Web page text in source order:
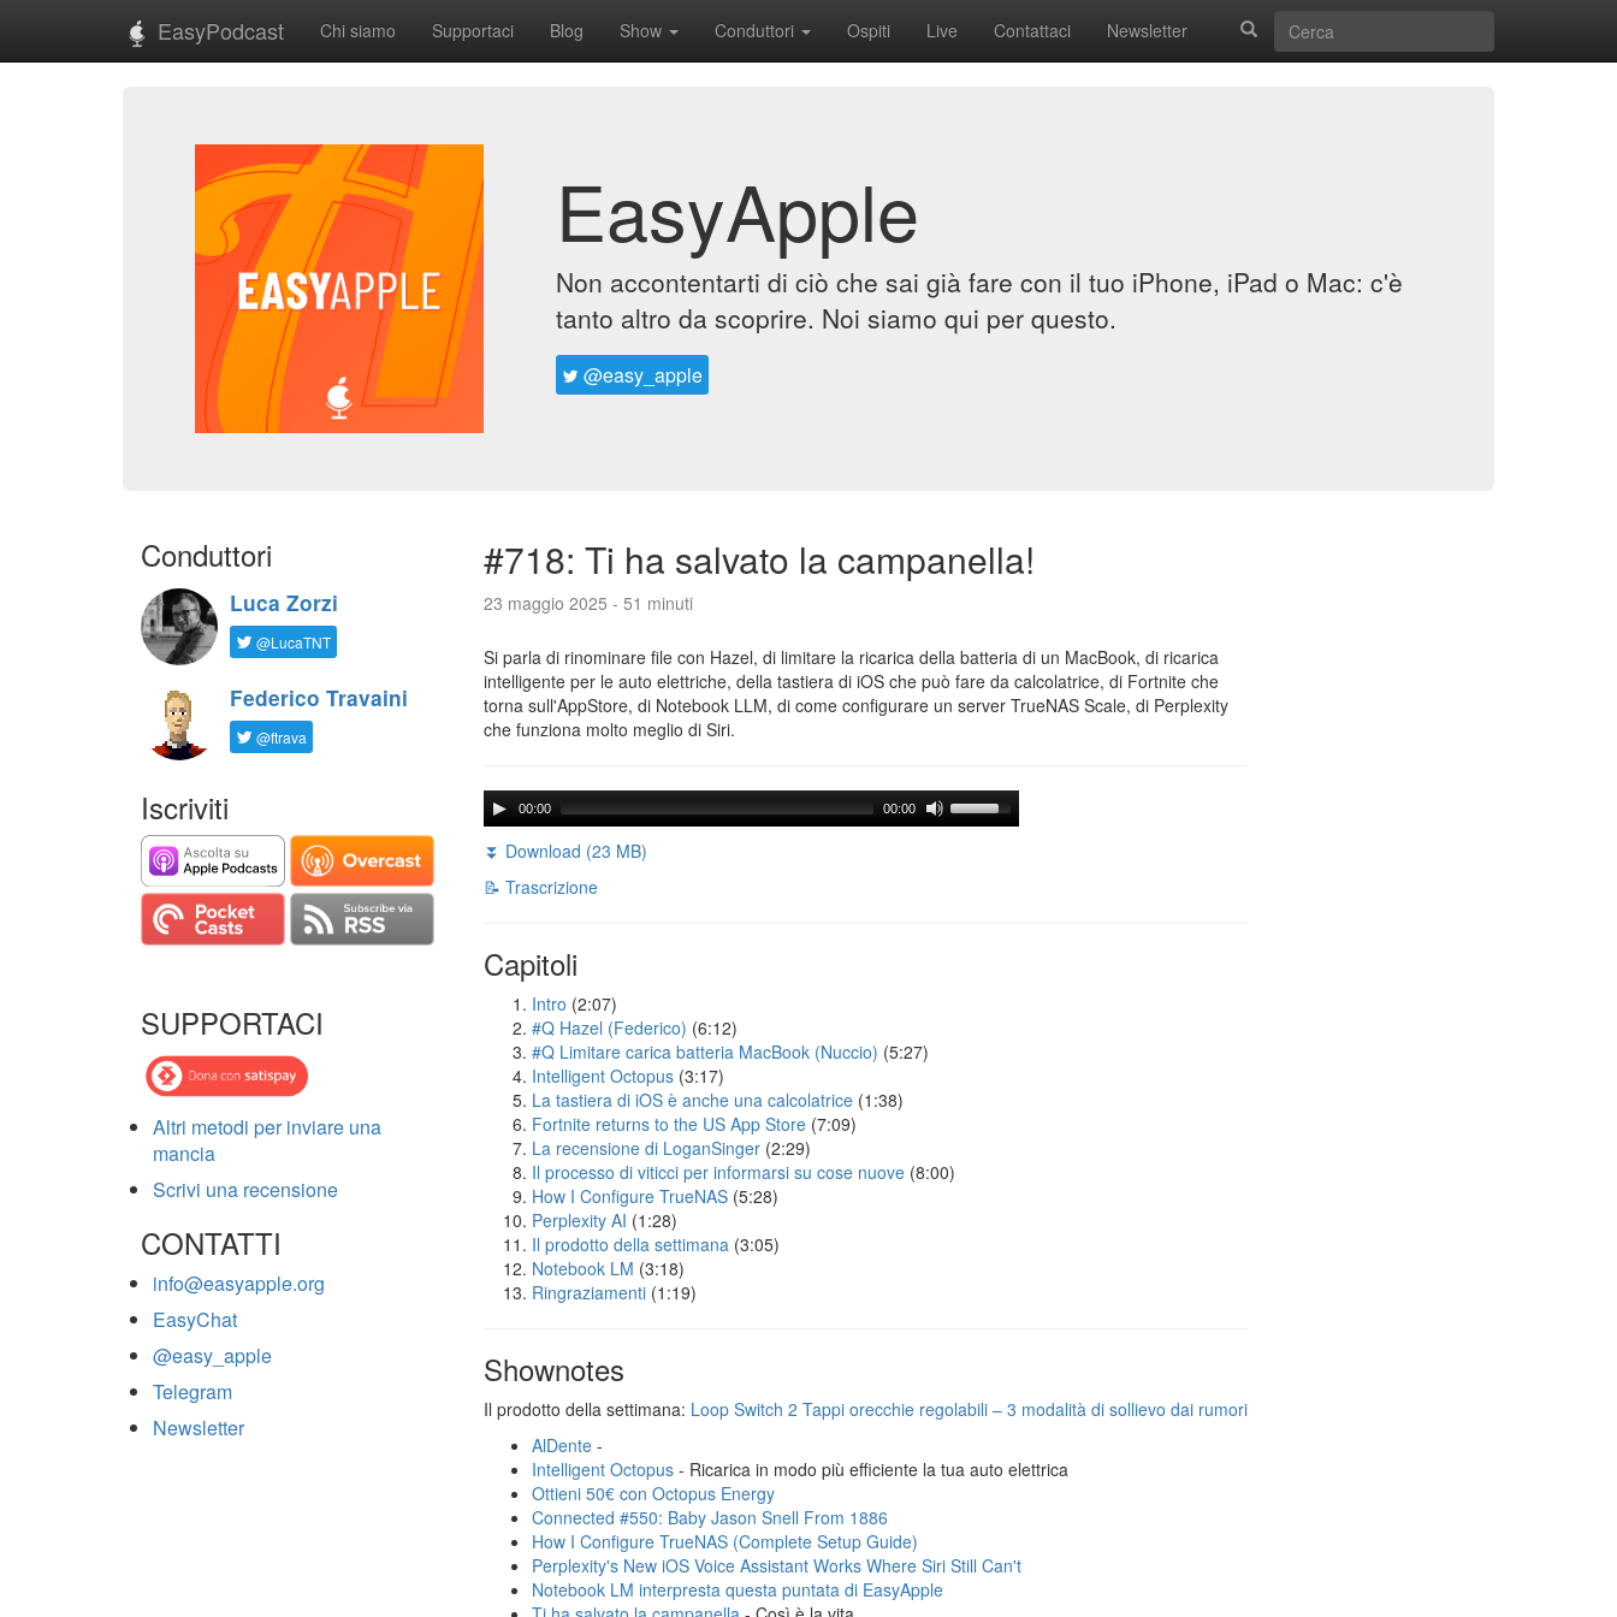
EasyPodcast Chi siamo Supportaci Blog Show Conduttori Ospiti Live Contattaci Newsletter
EasyApple
Non accontentarti di ciò che sai già fare con il tuo iPhone, iPad o Mac: c'è
tanto altro da scoprire. Noi siamo qui per questo.
@easy_apple
Conduttori
Luca Zorzi
@LucaTNT
Federico Travaini
@ftrava
Iscriviti
SUPPORTACI
Altri metodi per inviare una
mancia
Scrivi una recensione
CONTATTI
info@easyapple.org
EasyChat
@easy_apple
Telegram
Newsletter
#718: Ti ha salvato la campanella!
23 maggio 2025 - 51 minuti
Si parla di rinominare file con Hazel, di limitare la ricarica della batteria di un MacBook, di ricarica
intelligente per le auto elettriche, della tastiera di iOS che può fare da calcolatrice, di Fortnite che
torna sull'AppStore, di Notebook LLM, di come configurare un server TrueNAS Scale, di Perplexity
che funziona molto meglio di Siri.
00:00 00:00
⏬ Download (23 MB)
📝 Trascrizione
Capitoli
Intro (2:07)
#Q Hazel (Federico) (6:12)
#Q Limitare carica batteria MacBook (Nuccio) (5:27)
Intelligent Octopus (3:17)
La tastiera di iOS è anche una calcolatrice (1:38)
Fortnite returns to the US App Store (7:09)
La recensione di LoganSinger (2:29)
Il processo di viticci per informarsi su cose nuove (8:00)
How I Configure TrueNAS (5:28)
Perplexity AI (1:28)
Il prodotto della settimana (3:05)
Notebook LM (3:18)
Ringraziamenti (1:19)
Shownotes
Il prodotto della settimana: Loop Switch 2 Tappi orecchie regolabili – 3 modalità di sollievo dai rumori
AlDente -
Intelligent Octopus - Ricarica in modo più efficiente la tua auto elettrica
Ottieni 50€ con Octopus Energy
Connected #550: Baby Jason Snell From 1886
How I Configure TrueNAS (Complete Setup Guide)
Perplexity's New iOS Voice Assistant Works Where Siri Still Can't
Notebook LM interpresta questa puntata di EasyApple